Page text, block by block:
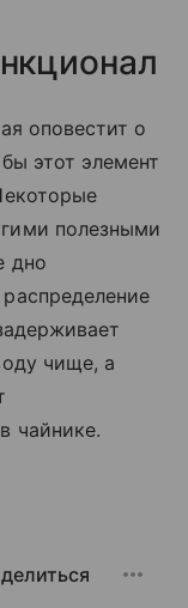
оповестит о
этот элемент
полезными
дно
чище, а
чайнике.